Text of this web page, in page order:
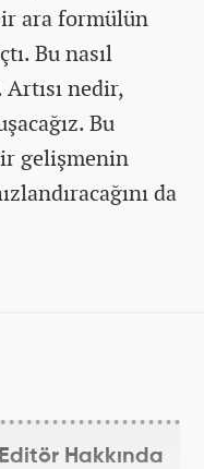
ara formülün
Bu nasıl
nedir,
Bu
gelişmenin
da
Editör Hakkında